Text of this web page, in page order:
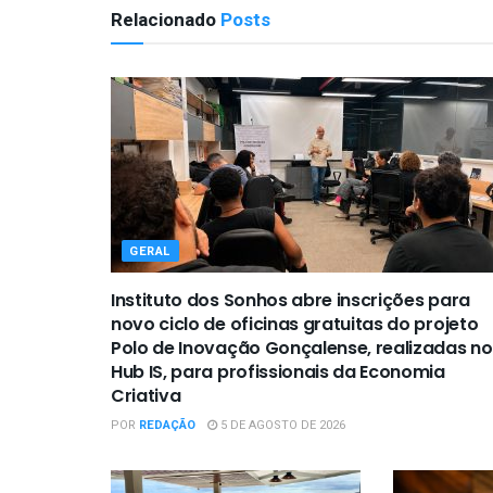
Relacionado Posts
GERAL
Instituto dos Sonhos abre inscrições para
novo ciclo de oficinas gratuitas do projeto
Polo de Inovação Gonçalense, realizadas no
Hub IS, para profissionais da Economia
Criativa
POR REDAÇÃO 5 DE AGOSTO DE 2026